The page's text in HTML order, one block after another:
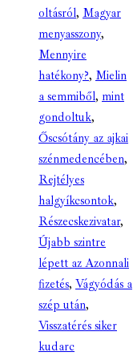
oltásról, Magyar
menyasszony,
Mennyire
hatékony?, Mielin
a semmiből, mint
gondoltuk,
Őscsótány az ajkai
szénmedencében,
Rejtélyes
halgyíkcsontok,
Részecskezivatar,
Újabb szintre
lépett az Azonnali
fizetés, Vágyódás a
szép után,
Visszatérés siker
kudarc